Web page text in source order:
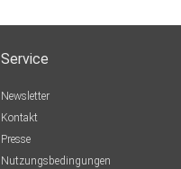
Service
Newsletter
Kontakt
Presse
Nutzungsbedingungen